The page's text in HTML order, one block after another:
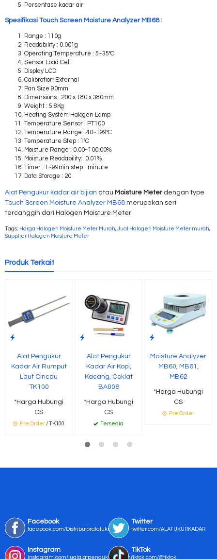
Persentase kadar air
Spesifikasi Touch Screen Moisture Analyzer MB68 :
Range : 110g
Readability : 0.001g
Operating Temperature : 5~35°C
Sensor Load Cell
Display LCD
Calibration External
Pan Size 90mm
Dimensions : 200 x 180 x 380mm
Weight : 5.8Kg
Heating System Halogen Lamp
Temperature Sensor : PT100
Temperature Range : 40~199°C
Temperature Step : 1°C
Moisture Range : 0.00~100.00%
Moisture Readability: 0.01%
Timer : 1~99min step 1minute
Data Storage : 20
Alat Pengukur kadar air bijian atau Moisture Meterdengan type
Touch Screen Moisture Analyzer MB68 merupakan seri
tercanggih dari Halogen Moisture Meter
Tags: Harga Halogen Moisture Meter Murah,Jual Halogen Moisture Meter murah,
Supplier Halogen Moisture Meter
Produk Terkait
Alat Pengukur
Kadar Air Rumput
Laut Cincau
TK100
*Harga Hubungi
CS
Pre Order / TK100
Alat Pengukur
Kadar Air Kopi,
Kacang, Coklat
BA006
*Harga Hubungi
CS
Tersedia
Moisture Analyzer
MB60, MB61,
MB62
*Harga Hubungi
CS
Pre Order
Facebook
facebook.com/Distributoralatukur
Twitter
twitter.com/ALATUKURKADAR
Instagram
instagram.com/jualalatpengukurmurah/
TikTok
tiktok.com/@tiktok